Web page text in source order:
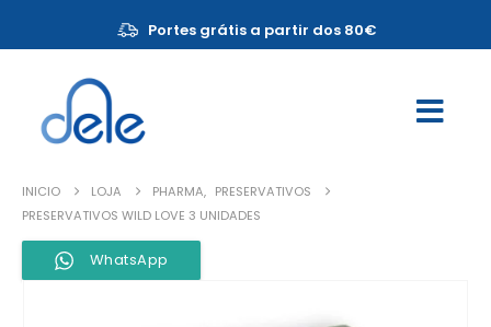
Portes grátis a partir dos 80€
INICIO LOJA PHARMA, PRESERVATIVOS
PRESERVATIVOS WILD LOVE 3 UNIDADES
WhatsApp